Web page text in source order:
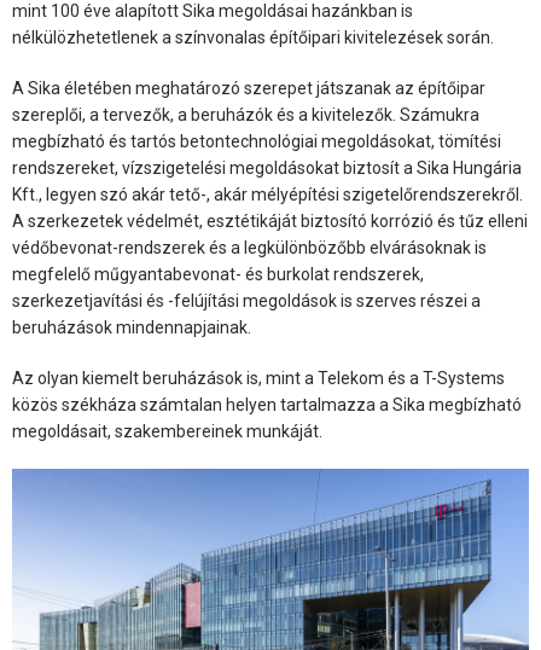
mint 100 éve alapított Sika megoldásai hazánkban is
nélkülözhetetlenek a színvonalas építőipari kivitelezések során.
A Sika életében meghatározó szerepet játszanak az építőipar
szereplői, a tervezők, a beruházók és a kivitelezők. Számukra
megbízható és tartós betontechnológiai megoldásokat, tömítési
rendszereket, vízszigetelési megoldásokat biztosít a Sika Hungária
Kft., legyen szó akár tető-, akár mélyépítési szigetelőrendszerekről.
A szerkezetek védelmét, esztétikáját biztosító korrózió és tűz elleni
védőbevonat-rendszerek és a legkülönbözőbb elvárásoknak is
megfelelő műgyantabevonat- és burkolat rendszerek,
szerkezetjavítási és -felújítási megoldások is szerves részei a
beruházások mindennapjainak.
Az olyan kiemelt beruházások is, mint a Telekom és a T-Systems
közös székháza számtalan helyen tartalmazza a Sika megbízható
megoldásait, szakembereinek munkáját.